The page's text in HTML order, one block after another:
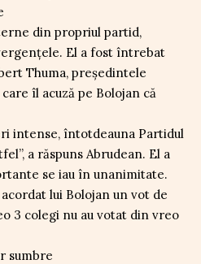
din propriul partid,
El a fost întrebat
Thuma, președintele
îl acuză pe Bolojan că
intense, întotdeauna Partidul
a răspuns Abrudean. El a
se iau în unanimitate.
lui Bolojan un vot de
3 colegi nu au votat din vreo
sumbre